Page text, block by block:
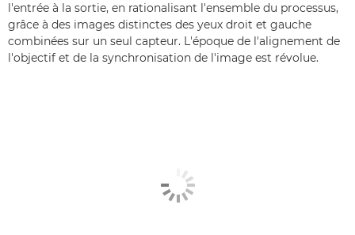
l'entrée à la sortie, en rationalisant l'ensemble du processus,
grâce à des images distinctes des yeux droit et gauche
combinées sur un seul capteur. L'époque de l'alignement de
l'objectif et de la synchronisation de l'image est révolue.